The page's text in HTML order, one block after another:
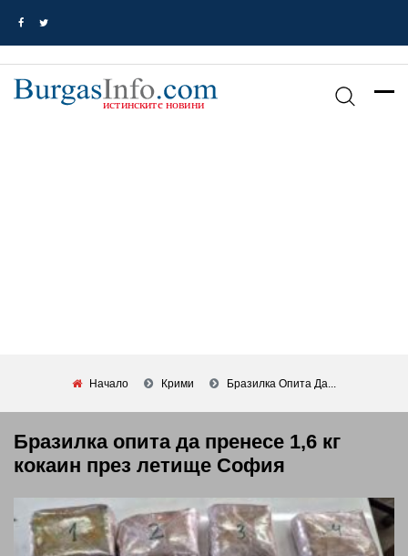
Начало Крими Бразилка Опита Да...
Бразилка опита да пренесе 1,6 кг
кокаин през летище София